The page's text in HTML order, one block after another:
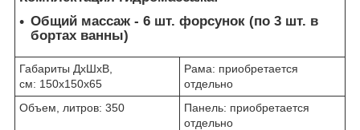
Общий массаж - 6 шт. форсунок (по 3 шт. в
бортах ванны)
Габариты ДхШхВ,
см: 150x150x65
Рама: приобретается
отдельно
Объем, литров: 350
Панель: приобретается
отдельно